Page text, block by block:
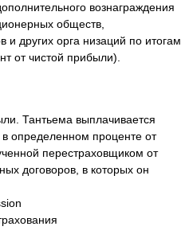
вознаграждения
обществ,
других орга низаций по итогам
от чистой прибыли).
Тантьема выплачивается
определенном проценте от
перестраховщиком от
договоров, в которых он